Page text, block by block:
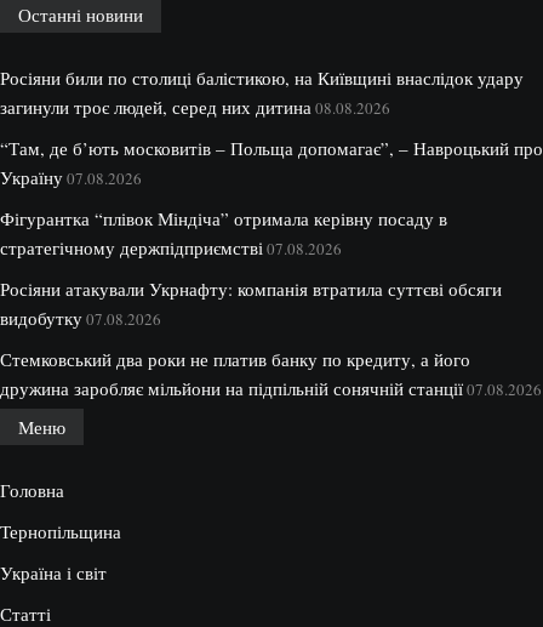
Останні новини
Росіяни били по столиці балістикою, на Київщині внаслідок удару
загинули троє людей, серед них дитина 08.08.2026
“Там, де б’ють московитів – Польща допомагає”, – Навроцький про
Україну07.08.2026
Фігурантка “плівок Міндіча” отримала керівну посаду в
стратегічному держпідприємстві 07.08.2026
Росіяни атакували Укрнафту: компанія втратила суттєві обсяги
видобутку07.08.2026
Стемковський два роки не платив банку по кредиту, а його
дружина заробляє мільйони на підпільній сонячній станції07.08.2026
Меню
Головна
Тернопільщина
Україна і світ
Статті